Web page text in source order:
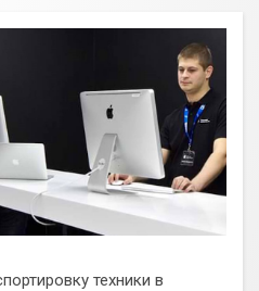
техники в